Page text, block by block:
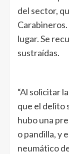
del sector,
lugar. Se
sustraídas.
“Al solicitar
que el delito
hubo una
o pandilla, y
neumático